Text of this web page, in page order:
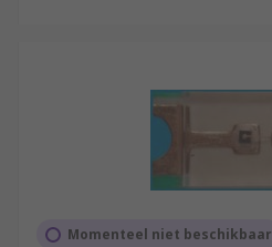
Momenteel niet beschikbaar